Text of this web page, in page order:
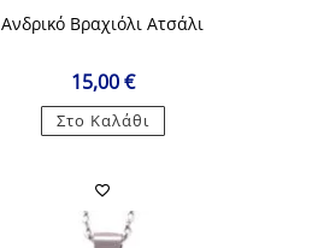
Ανδρικό Βραχιόλι Ατσάλι
15,00€
Στο Καλάθι